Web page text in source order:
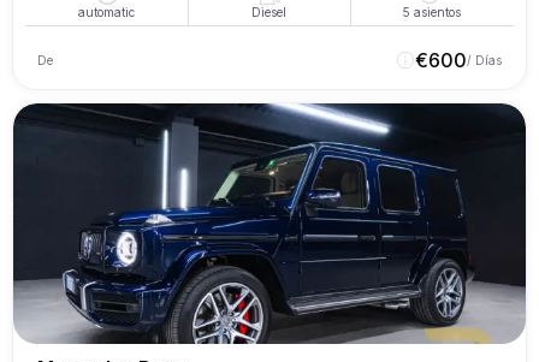
automatic Diesel 5 asientos
De €600/ Días